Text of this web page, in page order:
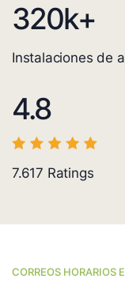
320k+
Instalaciones de
4.8
7.617 Ratings
CORREOS HORARIOS